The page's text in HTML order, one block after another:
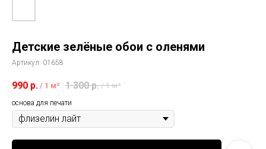
Детские зелёные обои с оленями
Артикул: 01658
990 р. / 1 м² 1 300 р. / 1 м²
основа для печати